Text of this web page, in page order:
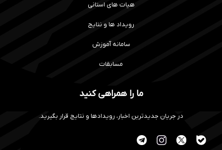
هیات های استانی
رویداد ها و نتایج
سامانه آموزش
مسابقات
ما را همراهی کنید
در جریان جدیدترین اخبار، رویدادها و نتایج قرار بگیرید.